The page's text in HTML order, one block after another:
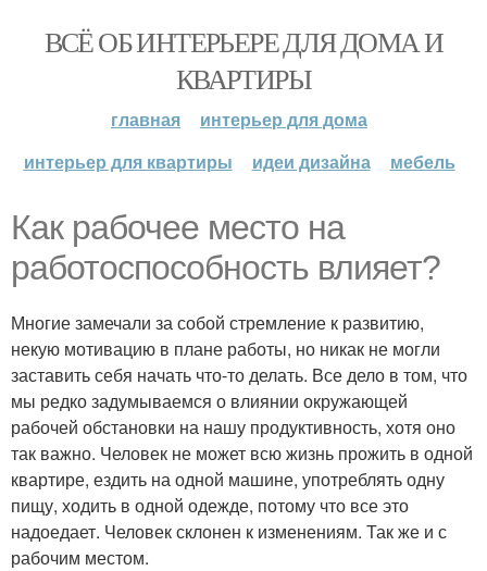
ВСЁ ОБ ИНТЕРЬЕРЕ ДЛЯ ДОМА И
КВАРТИРЫ
главная
интерьер для дома
интерьер для квартиры
идеи дизайна мебель
Как рабочее место на
работоспособность влияет?
Многие замечали за собой стремление к развитию,
некую мотивацию в плане работы, но никак не могли
заставить себя начать что-то делать. Все дело в том, что
мы редко задумываемся о влиянии окружающей
рабочей обстановки на нашу продуктивность, хотя оно
так важно. Человек не может всю жизнь прожить в одной
квартире, ездить на одной машине, употреблять одну
пищу, ходить в одной одежде, потому что все это
надоедает. Человек склонен к изменениям. Так же и с
рабочим местом.